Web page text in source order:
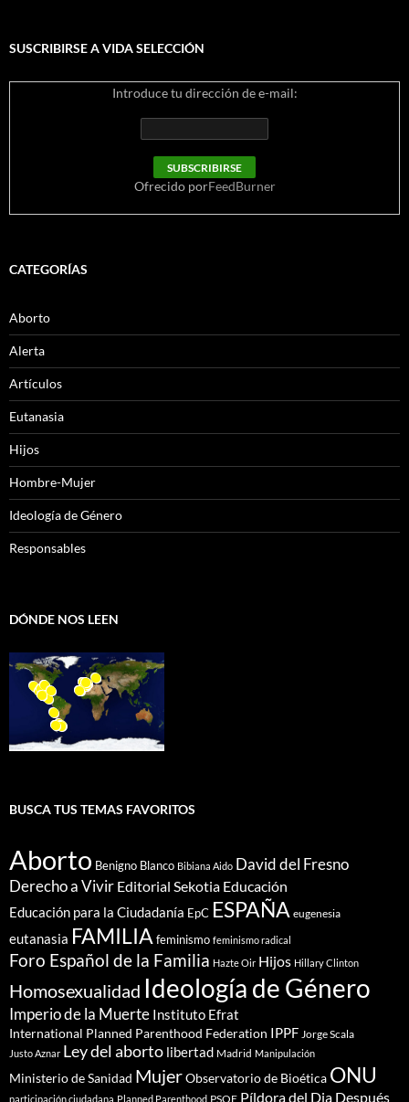
SUSCRIBIRSE A VIDA SELECCIÓN
Introduce tu dirección de e-mail:
Ofrecido porFeedBurner
CATEGORÍAS
Aborto
Alerta
Artículos
Eutanasia
Hijos
Hombre-Mujer
Ideología de Género
Responsables
DÓNDE NOS LEEN
BUSCA TUS TEMAS FAVORITOS
Aborto Benigno Blanco Bibiana Aido David del Fresno
Derecho a Vivir Editorial Sekotia Educación
Educación para la Ciudadanía EpC ESPAÑA eugenesia
eutanasia FAMILIA feminismo feminismo radical
Foro Español de la Familia Hazte Oir Hijos Hillary Clinton
Homosexualidad Ideología de Género
Imperio de la Muerte Instituto Efrat
International Planned Parenthood Federation IPPF Jorge Scala
Justo Aznar Ley del aborto libertad Madrid Manipulación
Ministerio de Sanidad MujerObservatorio de Bioética ONU
participación ciudadana Planned Parenthood PSOE Píldora del Dia Después